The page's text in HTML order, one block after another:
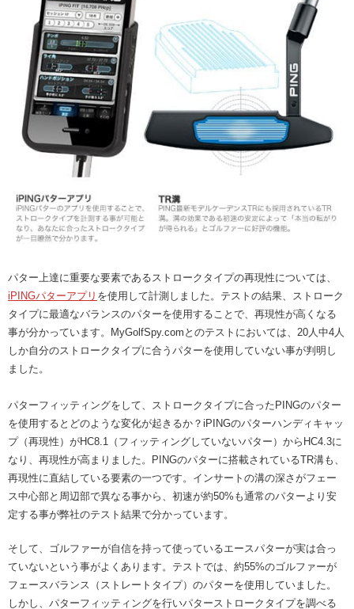
パター上達に重要な要素であるストロークタイプの再現性については、
iPINGパターアプリ を使用して計測しました。テストの結果、ストローク
タイプに最適なバランスのパターを使用することで、再現性が高くなる
事が分かっています。MyGolfSpy.comとのテストにおいては、20人中4人
しか自分のストロークタイプに合うパターを使用していない事が判明し
ました。
パターフィッティングをして、ストロークタイプに合ったPINGのパター
を使用するとどのような変化が起きるか？iPINGのパターハンディキャッ
プ（再現性）がHC8.1（フィッティングしていないパター）からHC4.3に
なり、再現性が高まりました。PINGのパターに搭載されているTR溝も、
再現性に直結している要素の一つです。インサートの溝の深さがフェー
ス中心部と周辺部で異なる事から、初速が約50%も通常のパターより安
定する事が弊社のテスト結果で分かっています。
そして、ゴルファーが自信を持って使っているエースパターが実は合っ
ていないという事がよくあります。テストでは、約55%のゴルファーが
フェースバランス（ストレートタイプ）のパターを使用していました。
しかし、パターフィッティングを行いパターストロークタイプを調べる